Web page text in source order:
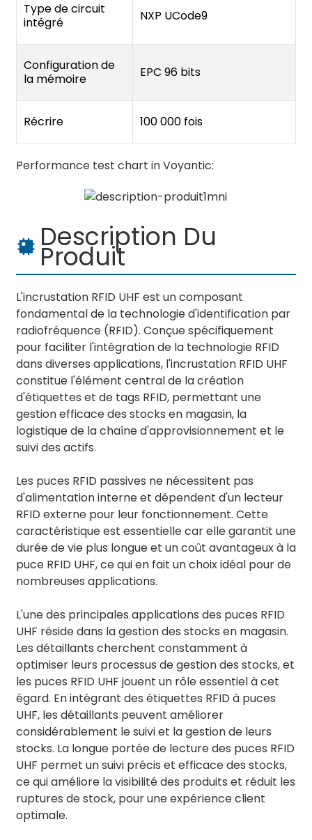
Type de circuit
intégré
NXP UCode9
Configuration de
la mémoire
EPC 96 bits
Récrire 100 000 fois
Performance test chart in Voyantic:
Description Du
Produit
L'incrustation RFID UHF est un composant
fondamental de la technologie d'identification par
radiofréquence (RFID). Conçue spécifiquement
pour faciliter l'intégration de la technologie RFID
dans diverses applications, l'incrustation RFID UHF
constitue l'élément central de la création
d'étiquettes et de tags RFID, permettant une
gestion efficace des stocks en magasin, la
logistique de la chaîne d'approvisionnement et le
suivi des actifs.
Les puces RFID passives ne nécessitent pas
d'alimentation interne et dépendent d'un lecteur
RFID externe pour leur fonctionnement. Cette
caractéristique est essentielle car elle garantit une
durée de vie plus longue et un coût avantageux à la
puce RFID UHF, ce qui en fait un choix idéal pour de
nombreuses applications.
L'une des principales applications des puces RFID
UHF réside dans la gestion des stocks en magasin.
Les détaillants cherchent constamment à
optimiser leurs processus de gestion des stocks, et
les puces RFID UHF jouent un rôle essentiel à cet
égard. En intégrant des étiquettes RFID à puces
UHF, les détaillants peuvent améliorer
considérablement le suivi et la gestion de leurs
stocks. La longue portée de lecture des puces RFID
UHF permet un suivi précis et efficace des stocks,
ce qui améliore la visibilité des produits et réduit les
ruptures de stock, pour une expérience client
optimale.